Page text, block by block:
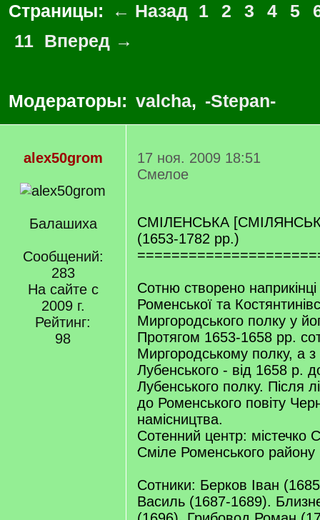
Страницы: ← Назад 1 2 3 4 5
11 Вперед →
Модераторы: valcha, -Stepan-
alex50grom
Балашиха
Сообщений:
283
На сайте с
2009 г.
Рейтинг:
98
17 ноя. 2009 18:51
Смелое
СМІЛЕНСЬКА
(1653-1782 pp.)
Сотню створено наприкінці
Роменської та
Миргородського полку у
Протягом 1653-1658 pp.
Миргородському полку, а
Лубенського - від 1658 р.
Лубенського полку. Після
до Роменського повіту
намісництва.
Сотенний центр: містечко
Сміле Роменського району
Сотники: Берков Іван
Василь (1687-1689).